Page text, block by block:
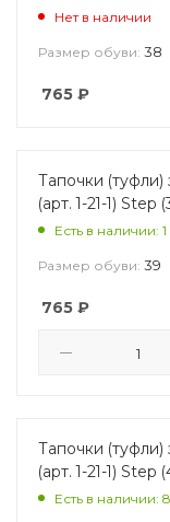
Нет в наличии
Размер обуви: 38
765 ₽
Тапочки (туфли)
(арт. 1-21-1) Step
Есть в наличии: 1
Размер обуви: 39
765 ₽
Тапочки (туфли)
(арт. 1-21-1) Step
Есть в наличии: 8